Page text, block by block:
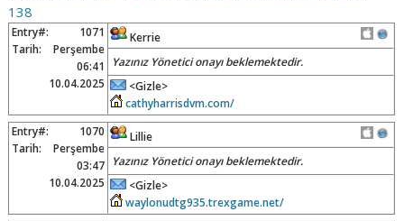
138
Entry#:
1071
Tarih:
Perşembe
06:41
10.04.2025
Kerrie
Yazınız Yönetici onayı beklemektedir.
<Gizle>
cathyharrisdvm.com/
Entry#:
1070
Tarih:
Perşembe
03:47
10.04.2025
Lillie
Yazınız Yönetici onayı beklemektedir.
<Gizle>
waylonudtg935.trexgame.net/